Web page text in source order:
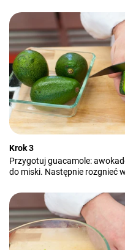
Krok 3
Przygotuj guacamole:
do miski. Następnie rozgnieć